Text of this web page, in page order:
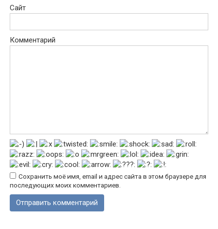
Сайт
Комментарий
Сохранить моё имя, email и адрес сайта в этом браузере для
последующих моих комментариев.